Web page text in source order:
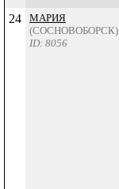
24
МАРИЯ
(СОСНОВОБОРСК)
ID: 8056